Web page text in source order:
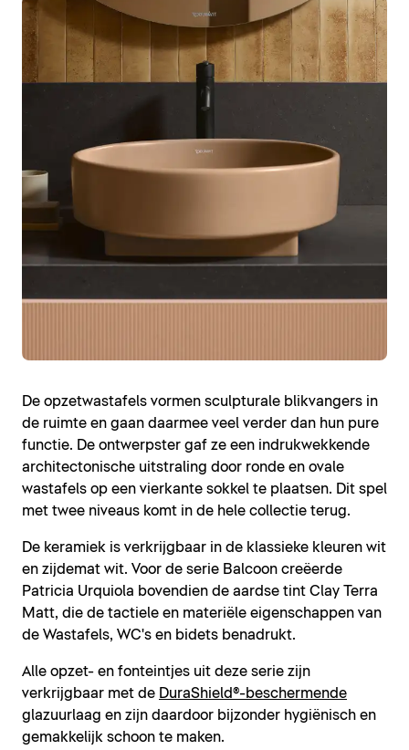
De opzetwastafels vormen sculpturale blikvangers in
de ruimte en gaan daarmee veel verder dan hun pure
functie. De ontwerpster gaf ze een indrukwekkende
architectonische uitstraling door ronde en ovale
wastafels op een vierkante sokkel te plaatsen. Dit spel
met twee niveaus komt in de hele collectie terug.
De keramiek is verkrijgbaar in de klassieke kleuren wit
en zijdemat wit. Voor de serie Balcoon creëerde
Patricia Urquiola bovendien de aardse tint Clay Terra
Matt, die de tactiele en materiële eigenschappen van
de Wastafels, WC's en bidets benadrukt.
Alle opzet- en fonteintjes uit deze serie zijn
verkrijgbaar met de DuraShield®-beschermende
glazuurlaag en zijn daardoor bijzonder hygiënisch en
gemakkelijk schoon te maken.